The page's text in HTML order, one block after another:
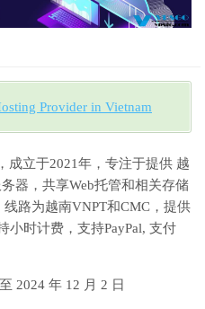
Provider in Vietnam
成立于2021年，专注于提供 越
器，共享Web托管和相关存储
路为越南VNPT和CMC，提供
小时计费，支持PayPal, 支付
2024 年 12 月 2 日